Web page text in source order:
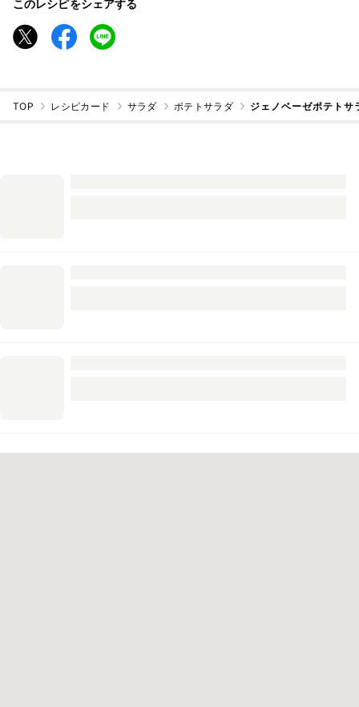
このレシピをシェアする
TOP レシピカード サラダ ポテトサラダ ジェノベーゼポテトサ